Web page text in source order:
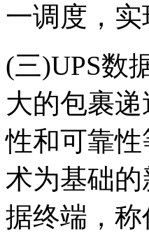
一调度，
(三)UPS数
大的包裹
性和可靠
术为基础
据终端，